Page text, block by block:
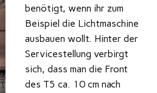
benötigt, wenn ihr zum
Beispiel die Lichtmaschine
ausbauen wollt. Hinter der
Servicestellung verbirgt
sich, dass man die Front
des T5 ca. 10 cm nach